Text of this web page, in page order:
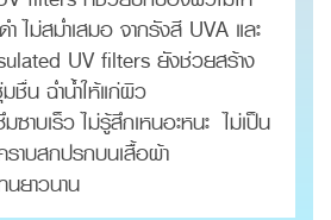
ไม่สม่ำเสมอ จากรังสี UVA และ
UV filters ยังช่วยสร้าง
น ฉ่ำน้ำให้แก่ผิว
ซาบเร็ว ไม่รู้สึกเหนอะหนะ ไม่เป็น
าบสกปรกบนเสื้อผ้า
ยาวนาน